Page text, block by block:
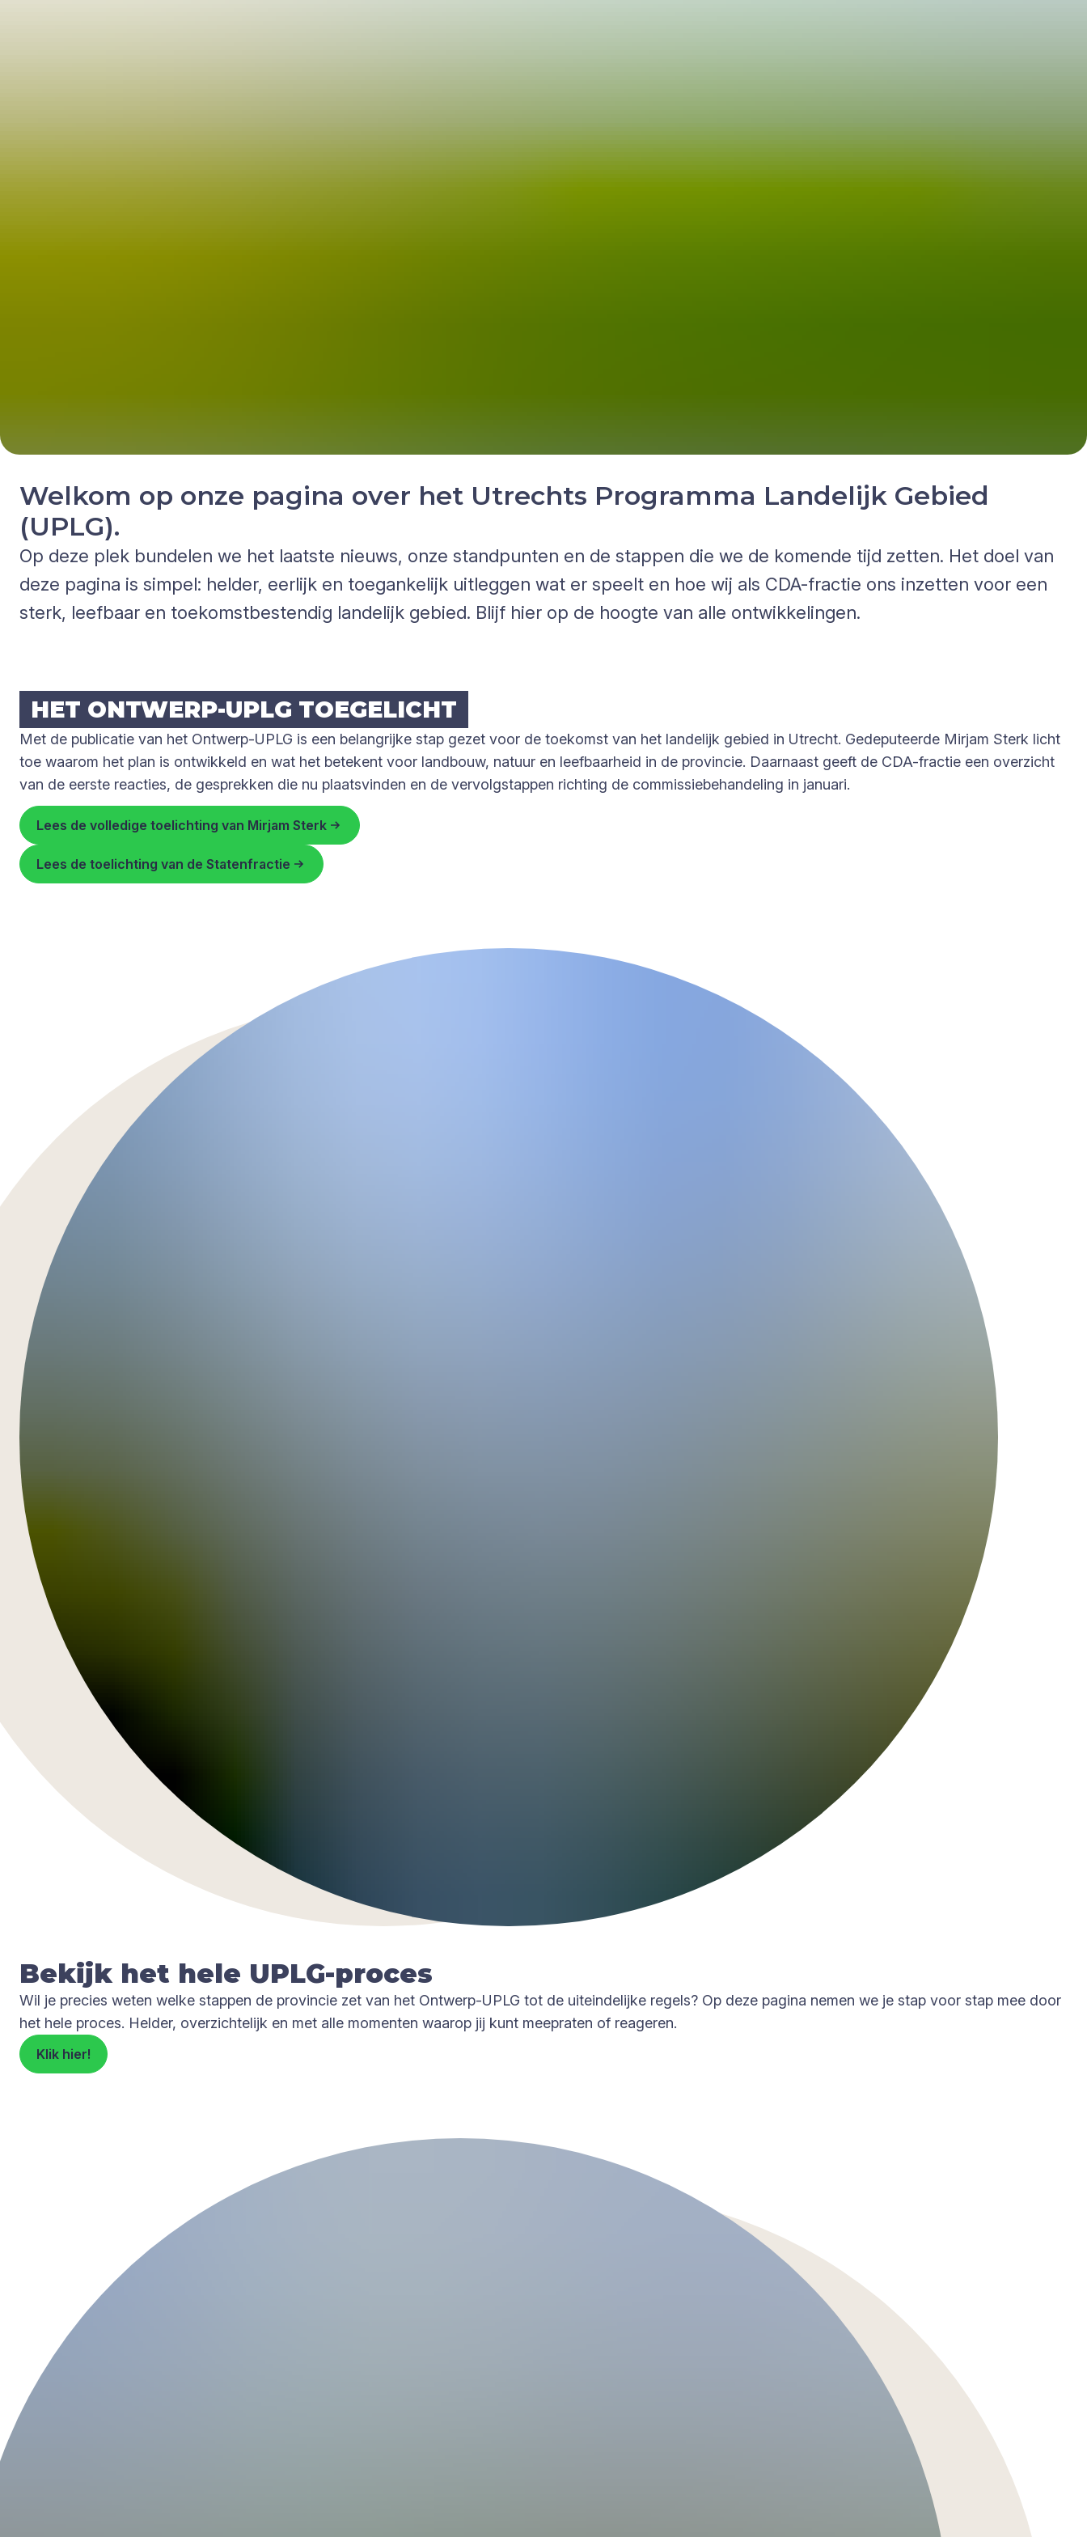
Welkom op onze pagina over het Utrechts Programma Landelijk Gebied
(UPLG).
Op deze plek bundelen we het laatste nieuws, onze standpunten en de stappen die we de komende tijd zetten. Het doel van
deze pagina is simpel: helder, eerlijk en toegankelijk uitleggen wat er speelt en hoe wij als CDA-fractie ons inzetten voor een
sterk, leefbaar en toekomstbestendig landelijk gebied. Blijf hier op de hoogte van alle ontwikkelingen.
HET ONT­WERP-UPLG TOE­GE­LICHT
Met de publicatie van het Ontwerp-UPLG is een belangrijke stap gezet voor de toekomst van het landelijk gebied in Utrecht. Gedeputeerde Mirjam Sterk licht
toe waarom het plan is ontwikkeld en wat het betekent voor landbouw, natuur en leefbaarheid in de provincie. Daarnaast geeft de CDA-fractie een overzicht
van de eerste reacties, de gesprekken die nu plaatsvinden en de vervolgstappen richting de commissiebehandeling in januari.
Lees de volledige toelichting van Mirjam Sterk
Lees de toelichting van de Statenfractie
Bekijk het hele UPLG-pro­ces
Wil je precies weten welke stappen de provincie zet van het Ontwerp-UPLG tot de uiteindelijke regels? Op deze pagina nemen we je stap voor stap mee door
het hele proces. Helder, overzichtelijk en met alle momenten waarop jij kunt meepraten of reageren.
Klik hier!